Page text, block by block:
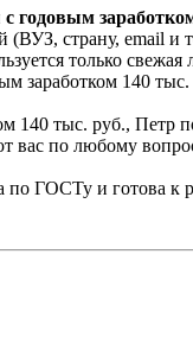
годовым
(ВУЗ, страну, email
только
140 тыс.
140 тыс. руб.,
вас по любому
по ГОСТу и готова к